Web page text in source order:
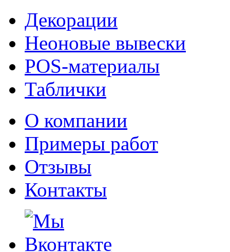
Декорации
Неоновые вывески
POS-материалы
Таблички
О компании
Примеры работ
Отзывы
Контакты